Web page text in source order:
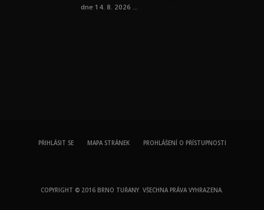
dne 14. 8. 2026 ...
PŘIHLÁSIT SE MAPA STRÁNEK PROHLÁŠENÍ O PŘÍSTUPNOSTI
COPYRIGHT © 2016 BRNO TUŘANY. VŠECHNA PRÁVA VYHRAZENA.